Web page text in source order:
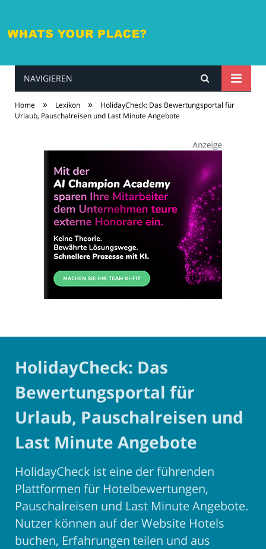
whatsyourplace.de
NAVIGIEREN
Home » Lexikon »
HolidayCheck: Das Bewertungsportal für
Urlaub, Pauschalreisen und Last Minute Angebote
HolidayCheck: Das
Bewertungsportal für
Urlaub, Pauschalreisen und
Last Minute Angebote
HolidayCheck ist eine der führenden
Plattformen für Hotelbewertungen,
Pauschalreisen und Last Minute Angebote.
Nutzer können auf der Website Hotels
buchen, Erfahrungen teilen und aus